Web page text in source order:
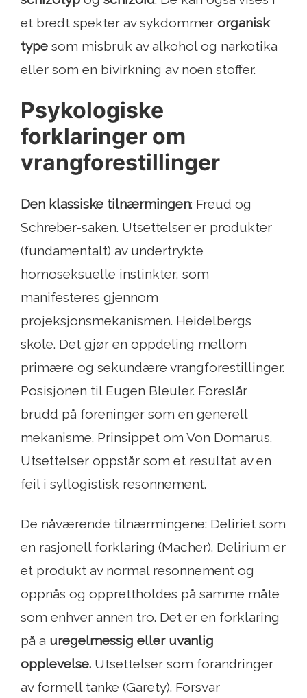
et bredt spekter av sykdommer organisk
type som misbruk av alkohol og narkotika
eller som en bivirkning av noen stoffer.
Psykologiske
forklaringer om
vrangforestillinger
Den klassiske tilnærmingen: Freud og
Schreber-saken. Utsettelser er produkter
(fundamentalt) av undertrykte
homoseksuelle instinkter, som
manifesteres gjennom
projeksjonsmekanismen. Heidelbergs
skole. Det gjør en oppdeling mellom
primære og sekundære vrangforestillinger.
Posisjonen til Eugen Bleuler. Foreslår
brudd på foreninger som en generell
mekanisme. Prinsippet om Von Domarus.
Utsettelser oppstår som et resultat av en
feil i syllogistisk resonnement.
De nåværende tilnærmingene: Deliriet som
en rasjonell forklaring (Macher). Delirium er
et produkt av normal resonnement og
oppnås og opprettholdes på samme måte
som enhver annen tro. Det er en forklaring
på a uregelmessig eller uvanlig
opplevelse. Utsettelser som forandringer
av formell tanke (Garety). Forsvar